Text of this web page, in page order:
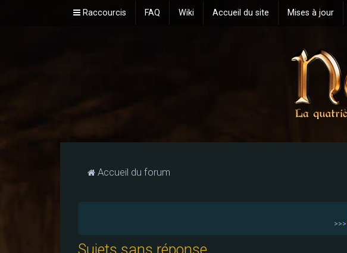
Raccourcis FAQ Wiki Accueil du site Mises à jour
Accueil du forum
>>>